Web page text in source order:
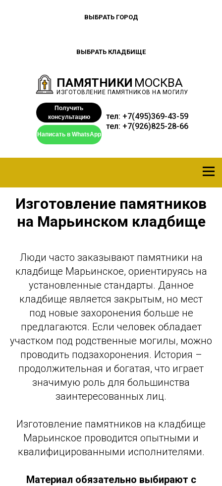
ВЫБРАТЬ ГОРОД
ВЫБРАТЬ КЛАДБИЩЕ
Написать в WhatsApp
Получить
консультацию
тел: +7(495)369-43-59
тел: +7(926)825-28-66
ПАМЯТНИКИ МОСКВА
ИЗГОТОВЛЕНИЕ ПАМЯТНИКОВ НА МОГИЛУ
Изготовление памятников
на Марьинском кладбище
Люди часто заказывают памятники на
кладбище Марьинское, ориентируясь на
установленные стандарты. Данное
кладбище является закрытым, но мест
под новые захоронения больше не
предлагаются. Если человек обладает
участком под родственные могилы, можно
проводить подзахоронения. История –
продолжительная и богатая, что играет
значимую роль для большинства
заинтересованных лиц.
Изготовление памятников на кладбище
Марьинское проводится опытными и
квалифицированными исполнителями.
Материал обязательно выбирают с